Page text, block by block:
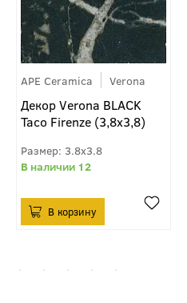
APE Ceramica Verona
Декор Verona BLACK
Taco Firenze (3,8x3,8)
3.8x3.8
12